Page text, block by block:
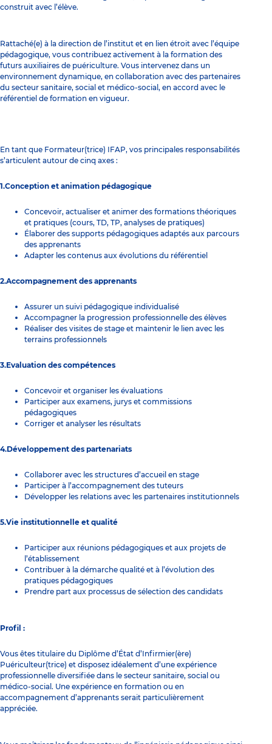
construit avec l’élève.
Rattaché(e) à la direction de l’institut et en lien étroit avec l’équipe
pédagogique, vous contribuez activement à la formation des
futurs auxiliaires de puériculture. Vous intervenez dans un
environnement dynamique, en collaboration avec des partenaires
du secteur sanitaire, social et médico-social, en accord avec le
référentiel de formation en vigueur.
En tant que Formateur(trice) IFAP, vos principales responsabilités
s’articulent autour de cinq axes :
1.Conception et animation pédagogique
Concevoir, actualiser et animer des formations théoriques
et pratiques (cours, TD, TP, analyses de pratiques)
Élaborer des supports pédagogiques adaptés aux parcours
des apprenants
Adapter les contenus aux évolutions du référentiel
2.Accompagnement des apprenants
Assurer un suivi pédagogique individualisé
Accompagner la progression professionnelle des élèves
Réaliser des visites de stage et maintenir le lien avec les
terrains professionnels
3.Evaluation des compétences
Concevoir et organiser les évaluations
Participer aux examens, jurys et commissions
pédagogiques
Corriger et analyser les résultats
4.Développement des partenariats
Collaborer avec les structures d’accueil en stage
Participer à l’accompagnement des tuteurs
Développer les relations avec les partenaires institutionnels
5.Vie institutionnelle et qualité
Participer aux réunions pédagogiques et aux projets de
l’établissement
Contribuer à la démarche qualité et à l’évolution des
pratiques pédagogiques
Prendre part aux processus de sélection des candidats
Profil :
Vous êtes titulaire du Diplôme d’État d’Infirmier(ère)
Puériculteur(trice) et disposez idéalement d’une expérience
professionnelle diversifiée dans le secteur sanitaire, social ou
médico-social. Une expérience en formation ou en
accompagnement d’apprenants serait particulièrement
appréciée.